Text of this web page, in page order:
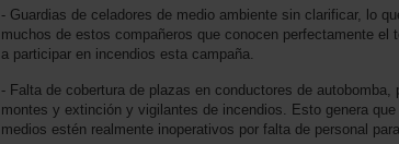
- ⁠Guardias de celadores de medio ambiente sin clarificar, lo
muchos de estos compañeros que conocen perfectamente el
a participar en incendios esta campaña.
- ⁠Falta de cobertura de plazas en conductores de autobomba,
montes y extinción y vigilantes de incendios. Esto genera
medios estén realmente inoperativos por falta de personal